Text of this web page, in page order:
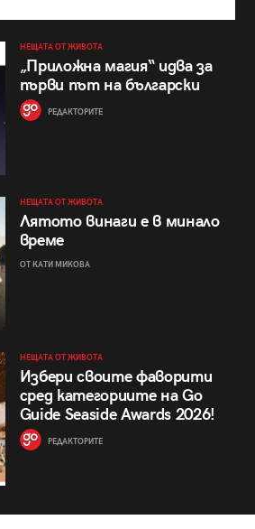
НЕЩАТА ОТ ЖИВОТА
„Приложна магия“ идва за
първи път на български
РЕДАКТОРИТЕ
НЕЩАТА ОТ ЖИВОТА
Лятото винаги е в минало
време
ОТ КАТИ МИКОВА
НЕЩАТА ОТ ЖИВОТА
Избери своите фаворити
сред категориите на Go
Guide Seaside Awards 2026!
РЕДАКТОРИТЕ